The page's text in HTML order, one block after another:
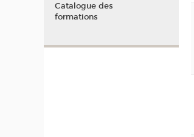
Catalogue des
formations